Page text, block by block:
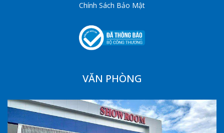
Chính Sách Bảo Mật
VĂN PHÒNG